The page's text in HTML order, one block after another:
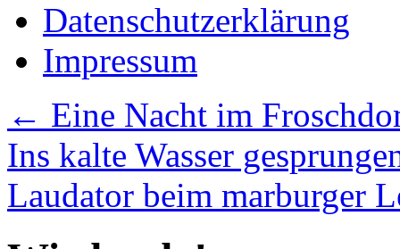
Datenschutzerklärung
Impressum
← Eine Nacht im
Ins kalte Wasser
Laudator beim marburger